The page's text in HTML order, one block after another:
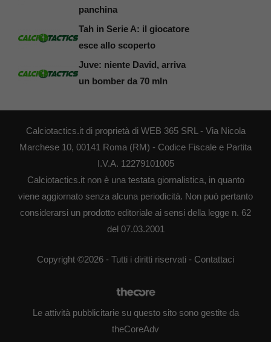
panchina
Tah in Serie A: il giocatore
esce allo scoperto
Juve: niente David, arriva
un bomber da 70 mln
Calciotactics.it di proprietà di WEB 365 SRL - Via Nicola
Marchese 10, 00141 Roma (RM) - Codice Fiscale e Partita
I.V.A. 12279101005
Calciotactics.it non è una testata giornalistica, in quanto
viene aggiornato senza alcuna periodicità. Non può pertanto
considerarsi un prodotto editoriale ai sensi della legge n. 62
del 07.03.2001
Copyright ©2026 - Tutti i diritti riservati - Contattaci
Le attività pubblicitarie su questo sito sono gestite da
theCoreAdv